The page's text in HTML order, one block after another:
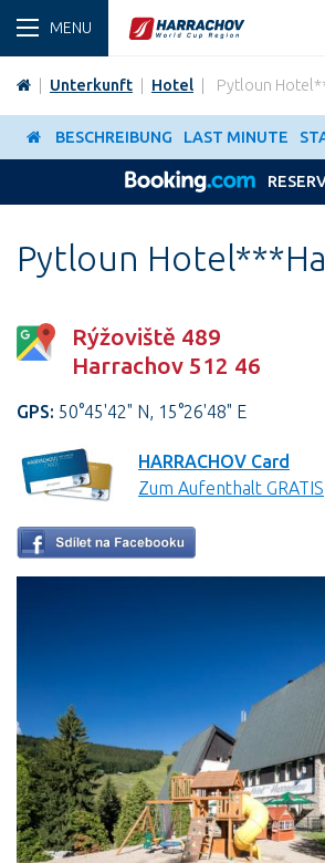
WINT
Unterkunft Hotel Pytloun
BESCHREIBUNG LAST MINUTE
Pytloun
Rýžoviště 489
Harrachov 512 46
GPS: 50°45'42" N, 15°26'48" E
HARRACHOV Card
Zum Aufenthalt GRATIS